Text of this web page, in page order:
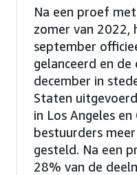
Na een proef
zomer van 2022,
september
gelanceerd en
december in
Staten
in Los Angeles en
bestuurders
gesteld. Na een
28% van de